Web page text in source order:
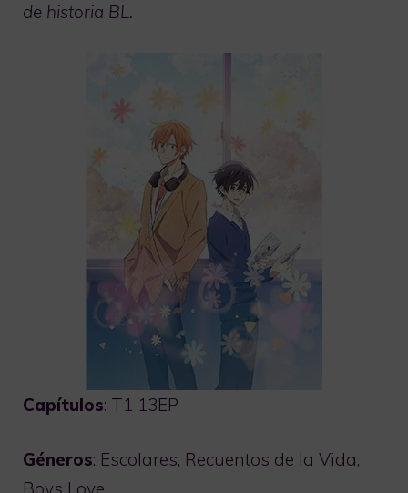
de historia BL.
Capítulos: T1 13EP
Géneros: Escolares, Recuentos de la Vida,
Boys Love